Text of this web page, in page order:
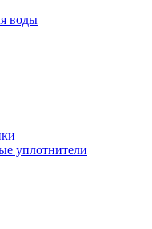
воды
уплотнители